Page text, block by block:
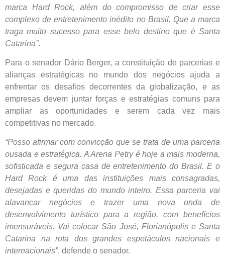
marca Hard Rock, além do compromisso de criar esse
complexo de entretenimento inédito no Brasil. Que a marca
traga muito sucesso para esse belo destino que é Santa
Catarina”.
Para o senador Dário Berger, a constituição de parcerias e
alianças estratégicas no mundo dos negócios ajuda a
enfrentar os desafios decorrentes da globalização, e as
empresas devem juntar forças e estratégias comuns para
ampliar as oportunidades e serem cada vez mais
competitivas no mercado.
“Posso afirmar com convicção que se trata de uma parceria
ousada e estratégica. A Arena Petry é hoje a mais moderna,
sofisticada e segura casa de entretenimento do Brasil. E o
Hard Rock é uma das instituições mais consagradas,
desejadas e queridas do mundo inteiro. Essa parceria vai
alavancar negócios e trazer uma nova onda de
desenvolvimento turístico para a região, com benefícios
imensuráveis. Vai colocar São José, Florianópolis e Santa
Catarina na rota dos grandes espetáculos nacionais e
internacionais”, defende o senador.